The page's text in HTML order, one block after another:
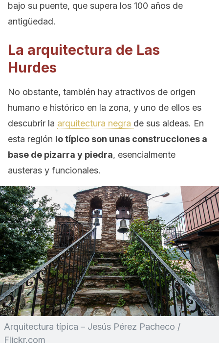
bajo su puente, que supera los 100 años de
antigüedad.
La arquitectura de Las
Hurdes
No obstante, también hay atractivos de origen
humano e histórico en la zona, y uno de ellos es
descubrir la arquitectura negra de sus aldeas. En
esta región lo típico son unas construcciones a
base de pizarra y piedra, esencialmente
austeras y funcionales.
Arquitectura típica – Jesús Pérez Pacheco /
Flickr.com